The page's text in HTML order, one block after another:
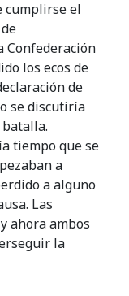
cumplirse el
Confederación
los ecos de
de
se discutiría
batalla.
tiempo que se
a
a alguno
Las
ahora ambos
la